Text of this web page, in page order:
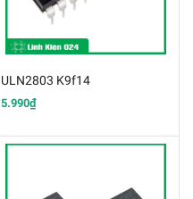
ULN2803 K9f14
5.990₫